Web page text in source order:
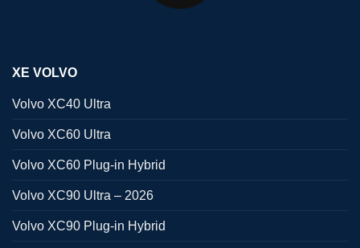
XE VOLVO
Volvo XC40 Ultra
Volvo XC60 Ultra
Volvo XC60 Plug-in Hybrid
Volvo XC90 Ultra – 2026
Volvo XC90 Plug-in Hybrid